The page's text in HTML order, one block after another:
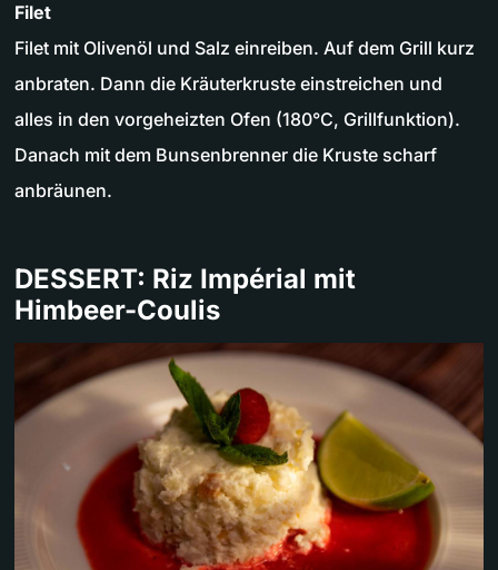
Filet
Filet mit Olivenöl und Salz einreiben. Auf dem Grill kurz
anbraten. Dann die Kräuterkruste einstreichen und
alles in den vorgeheizten Ofen (180°C, Grillfunktion).
Danach mit dem Bunsenbrenner die Kruste scharf
anbräunen.
DESSERT: Riz Impérial mit
Himbeer-Coulis